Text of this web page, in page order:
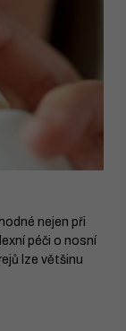
nejen při
péči o nosní
lze většinu